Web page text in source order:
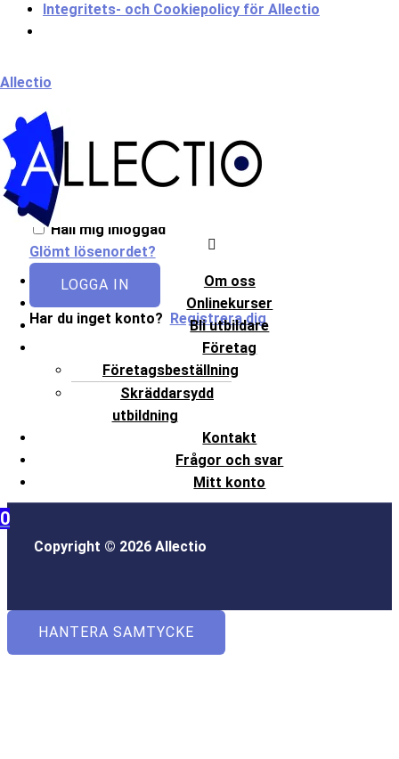
Integritets- och Cookiepolicy för Allectio
Allectio
Om oss
Onlinekurser
Bli utbildare
Företag
Företagsbeställning
Skräddarsydd
utbildning
Kontakt
Frågor och svar
Mitt konto
0
Välkommen till Allectio!
Håll mig inloggad
Glömt lösenordet?
LOGGA IN
Har du inget konto?
Registrera dig
Copyright © 2026 Allectio
HANTERA SAMTYCKE